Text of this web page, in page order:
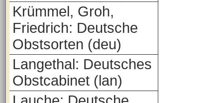
Krümmel, Groh,
Friedrich: Deutsche
Obstsorten (deu)
Langethal: Deutsches
Obstcabinet (lan)